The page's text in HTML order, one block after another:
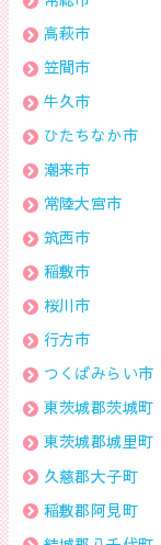
高萩市
笠間市
牛久市
ひたちなか市
潮来市
常陸大宮市
筑西市
稲敷市
桜川市
行方市
つくばみらい市
東茨城郡茨城町
東茨城郡城里町
久慈郡大子町
稲敷郡阿見町